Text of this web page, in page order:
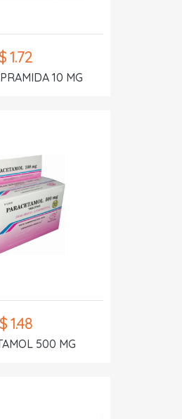
1.72
10 MG
$ 1.48
500 MG